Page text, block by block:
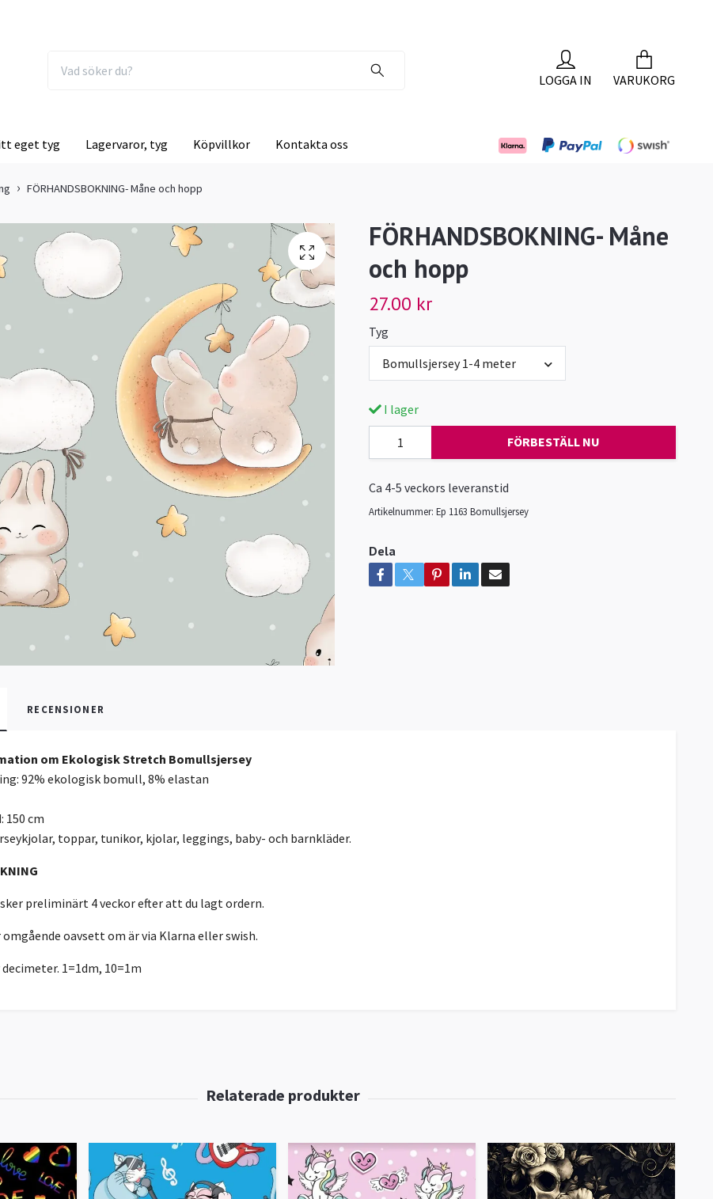
LOGGA IN VARUKORG
eget tyg Lagervaror, tyg Köpvillkor Kontakta oss
FÖRHANDSBOKNING- Måne och hopp
FÖRHANDSBOKNING- Måne
och hopp
27.00 kr
Tyg
Bomullsjersey 1-4 meter
I lager
FÖRBESTÄLL NU
Ca 4-5 veckors leveranstid
Artikelnummer: Ep 1163 Bomullsjersey
Dela
RECENSIONER
om Ekologisk Stretch Bomullsjersey
92% ekologisk bomull, 8% elastan
150 cm
toppar, tunikor, kjolar, leggings, baby- och barnkläder.
sker preliminärt 4 veckor efter att du lagt ordern.
oavsett om är via Klarna eller swish.
1=1dm, 10=1m